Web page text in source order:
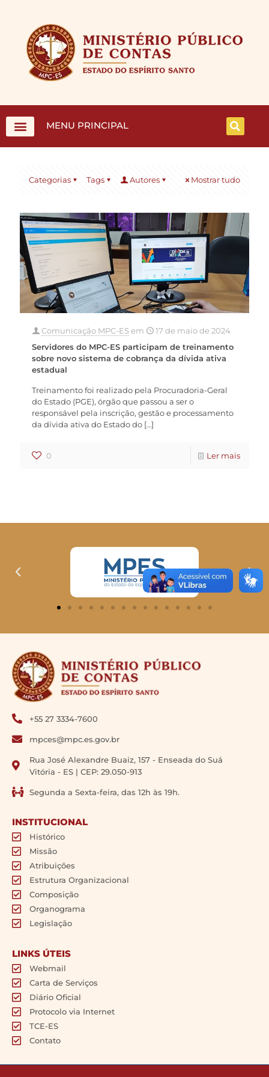
MENU PRINCIPAL
Categorias Tags Autores Mostrar tudo
Comunicação MPC-ESem
17 de maio de 2024
Servidores do MPC-ES participam de treinamento
sobre novo sistema de cobrança da dívida ativa
estadual
Treinamento foi realizado pela Procuradoria-Geral
do Estado (PGE), órgão que passou a ser o
responsável pela inscrição, gestão e processamento
da dívida ativa do Estado do […]
0 Ler mais
+55 27 3334-7600
mpces@mpc.es.gov.br
Rua José Alexandre Buaiz, 157 - Enseada do Suá
Vitória - ES | CEP: 29.050-913
Segunda a Sexta-feira, das 12h às 19h.
INSTITUCIONAL
Histórico
Missão
Atribuições
Estrutura Organizacional
Composição
Organograma
Legislação
LINKS ÚTEIS
Webmail
Carta de Serviços
Diário Oficial
Protocolo via Internet
TCE-ES
Contato